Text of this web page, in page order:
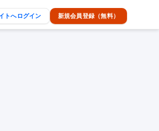
トへログイン 新規会員登録（無料）